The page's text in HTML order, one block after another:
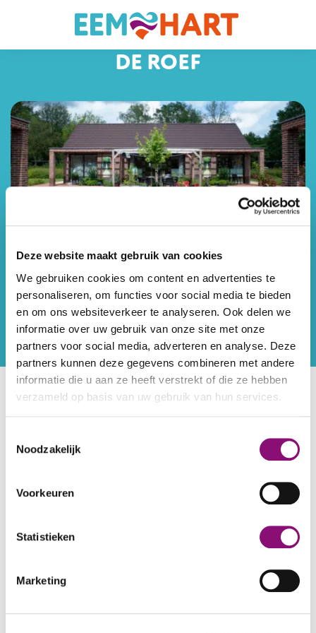
Deze website maakt gebruik van cookies
We gebruiken cookies om content en advertenties te
personaliseren, om functies voor social media te bieden
en om ons websiteverkeer te analyseren. Ook delen we
informatie over uw gebruik van onze site met onze
partners voor social media, adverteren en analyse. Deze
partners kunnen deze gegevens combineren met andere
informatie die u aan ze heeft verstrekt of die ze hebben
verzameld op basis van uw gebruik van hun services.
kunnen ontvangen en verwerken.
Noodzakelijk
Voorkeuren
Statistieken
Marketing
DE ROEF
ADRES
Adres
Diezelaan 17
3744 NJ Baarn
Routebeschrijving
Telefoon
088 641 0230
Doelgroep
Ouderen
Dagbesteding
Ja
Locaties De Roef
Terug naar het overzicht